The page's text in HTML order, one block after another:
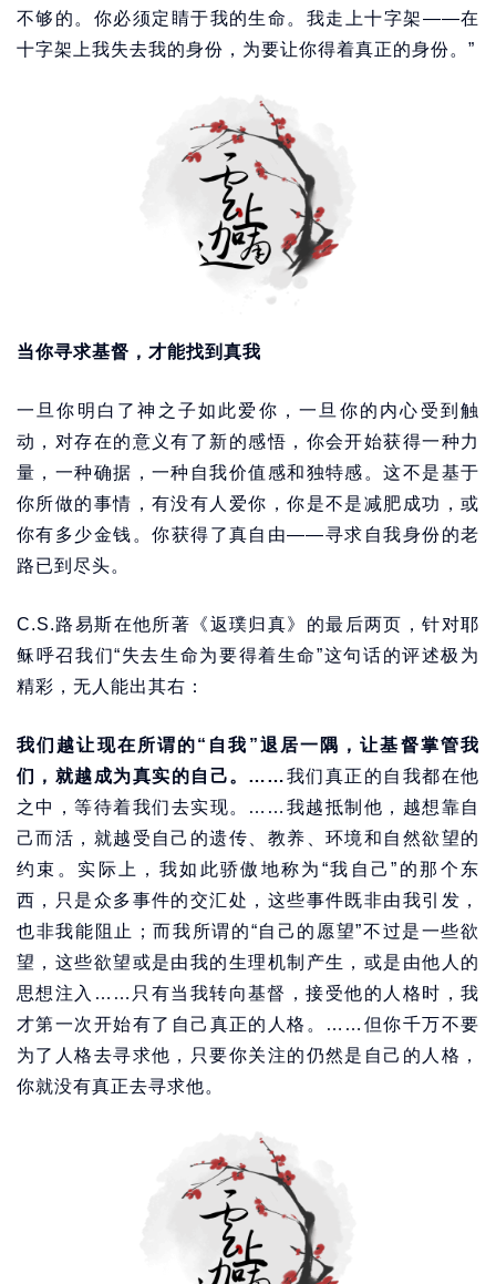
不够的。你必须定睛于我的生命。我走上十字架——在
十字架上我失去我的身份，为要让你得着真正的身份。”
当你寻求基督，才能找到真我
一旦你明白了神之子如此爱你，一旦你的内心受到触
动，对存在的意义有了新的感悟，你会开始获得一种力
量，一种确据，一种自我价值感和独特感。这不是基于
你所做的事情，有没有人爱你，你是不是减肥成功，或
你有多少金钱。你获得了真自由——寻求自我身份的老
路已到尽头。
C.S.路易斯在他所著《返璞归真》的最后两页，针对耶
稣呼召我们“失去生命为要得着生命”这句话的评述极为
精彩，无人能出其右：
我们越让现在所谓的“自我”退居一隅，让基督掌管我
们，就越成为真实的自己。……我们真正的自我都在他
之中，等待着我们去实现。……我越抵制他，越想靠自
己而活，就越受自己的遗传、教养、环境和自然欲望的
约束。实际上，我如此骄傲地称为“我自己”的那个东
西，只是众多事件的交汇处，这些事件既非由我引发，
也非我能阻止；而我所谓的“自己的愿望”不过是一些欲
望，这些欲望或是由我的生理机制产生，或是由他人的
思想注入……只有当我转向基督，接受他的人格时，我
才第一次开始有了自己真正的人格。……但你千万不要
为了人格去寻求他，只要你关注的仍然是自己的人格，
你就没有真正去寻求他。